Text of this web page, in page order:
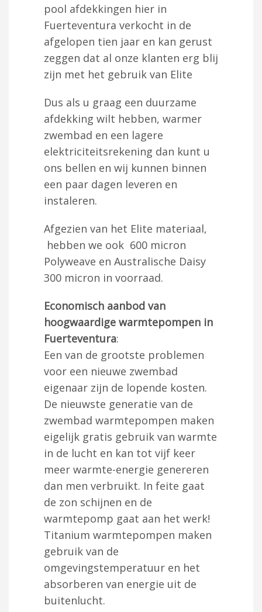
pool afdekkingen hier in
Fuerteventura verkocht in de
afgelopen tien jaar en kan gerust
zeggen dat al onze klanten erg blij
zijn met het gebruik van Elite
Dus als u graag een duurzame
afdekking wilt hebben, warmer
zwembad en een lagere
elektriciteitsrekening dan kunt u
ons bellen en wij kunnen binnen
een paar dagen leveren en
instaleren.
Afgezien van het Elite materiaal,
hebben we ook 600 micron
Polyweave en Australische Daisy
300 micron in voorraad.
Economisch aanbod van
hoogwaardige warmtepompen in
Fuerteventura:
Een van de grootste problemen
voor een nieuwe zwembad
eigenaar zijn de lopende kosten.
De nieuwste generatie van de
zwembad warmtepompen maken
eigelijk gratis gebruik van warmte
in de lucht en kan tot vijf keer
meer warmte-energie genereren
dan men verbruikt. In feite gaat
de zon schijnen en de
warmtepomp gaat aan het werk!
Titanium warmtepompen maken
gebruik van de
omgevingstemperatuur en het
absorberen van energie uit de
buitenlucht.